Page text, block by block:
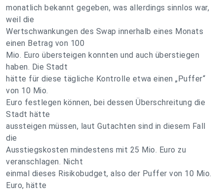
monatlich bekannt gegeben, was allerdings sinnlos war,
weil die
Wertschwankungen des Swap innerhalb eines Monats
einen Betrag von 100
Mio. Euro übersteigen konnten und auch überstiegen
haben. Die Stadt
hätte für diese tägliche Kontrolle etwa einen „Puffer“
von 10 Mio.
Euro festlegen können, bei dessen Überschreitung die
Stadt hätte
aussteigen müssen, laut Gutachten sind in diesem Fall
die
Ausstiegskosten mindestens mit 25 Mio. Euro zu
veranschlagen. Nicht
einmal dieses Risikobudget, also der Puffer von 10 Mio.
Euro, hätte